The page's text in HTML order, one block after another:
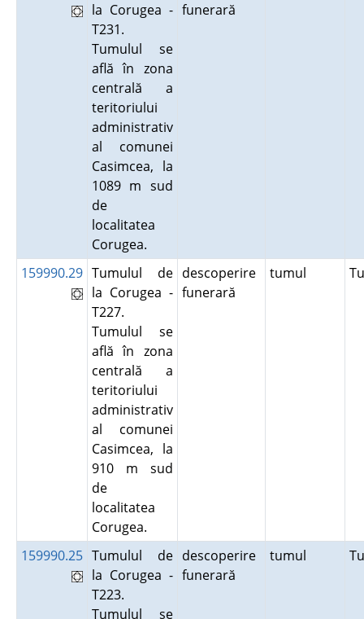
la Corugea -
T231.
Tumulul se
află în zona
centrală a
teritoriului
administrativ
al comunei
Casimcea, la
1089 m sud
de
localitatea
Corugea.
funerară
159990.29 Tumulul de
la Corugea -
T227.
Tumulul se
află în zona
centrală a
teritoriului
administrativ
al comunei
Casimcea, la
910 m sud
de
localitatea
Corugea.
descoperire
funerară
tumul
159990.25 Tumulul de
la Corugea -
T223.
Tumulul se
descoperire
funerară
tumul